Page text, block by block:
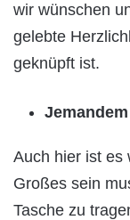
wir wünschen
gelebte
geknüpft ist.
Auch hier ist es
Großes sein
Tasche zu